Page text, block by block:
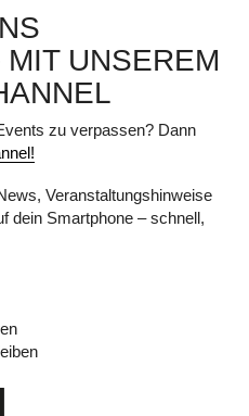
UNSEREM
zu verpassen? Dann
Veranstaltungshinweise
dein Smartphone – schnell,